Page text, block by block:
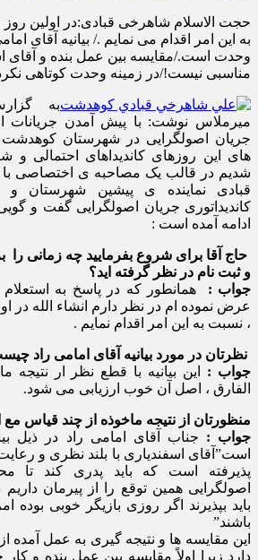
حجت الاسلام شاهرخی قبادی:در اولین
به این امر اقدام می نمایم ./ بیانیه آقای
وحدت است./مقایسه بین عمل بنده و آقای
مناسبی نیست!/در زمینه وحدت کوتاهی
به
میرملاس نوشت: با پیش آمدن
جریان اصولگرایی در شهرستان
های این روزهای کاندیداهای احتمالی
شدیم در قالب یک مصاحبه ی اختصاصی
قبادی نماینده ی پیشین شهرستان
کاندیداتوری جریان اصولگرایی گفت و
ادامه آمده است :
حاج آقا برای شروع بفرمایید چه زمانی
و ثبت نام در نظر گرفته اید؟
جواب : همانطور که در پاسخ به استعلام
عرض نموده ام در نظر دارم انشاء الله در
، نسبت به این امر اقدام نمایم .
نظرتان در مورد بیانیه آقای امامی راد
جواب : این بیانیه با قطع نظر ار
الفارق ، اصل آن خوب ارزیابی می شود.
منظورتان از نتیجه ماخوذه از چند قیاس
جواب : جناب آقای امامی راد در ذیل
است”آقای اسفندیاری با بلند نظری و
پذیرفته است که باید پدری کند تا
اصولگرایی همین توقع را از پیرمان
باید بپذیرند اگر روزی بازیگر خوبی بوده
باشند”
این مقایسه ها و نتیجه گیری به عمل آمده
دارد زیرا اولاً مقایسه بین عمل بنده و کار